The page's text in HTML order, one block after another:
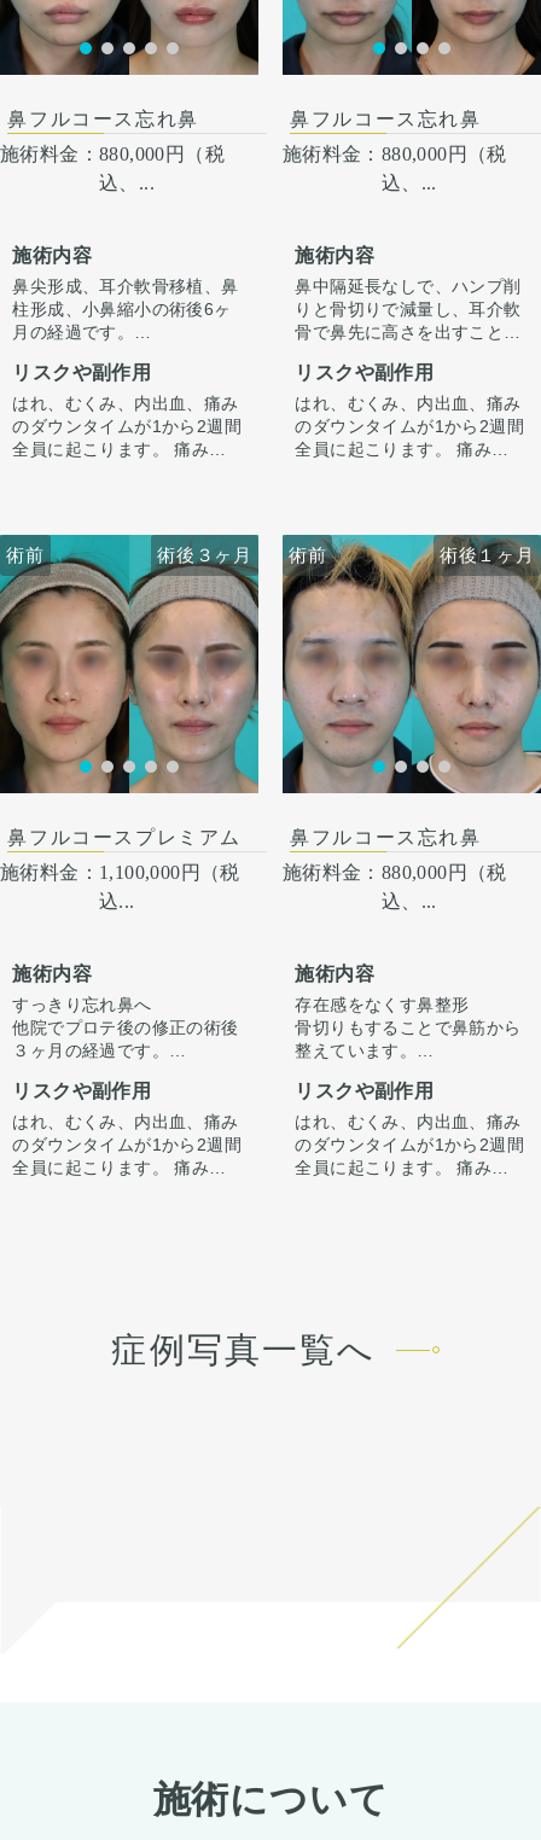
鼻フルコース忘れ鼻
施術料金： 880,000円（税
込、...
施術内容
鼻尖形成、耳介軟骨移植、鼻
柱形成、小鼻縮小の術後6ヶ
月の経過です。
ストラット＋耳介軟骨移植で
鼻先に高さを出し、ハンプの
尾側に粉砕軟骨をいれ横から
のラインを整えています。
リスクや副作用
はれ、むくみ、内出血、痛み
のダウンタイムが1から2週間
全員に起こります。 痛みは3
す。内出血は平均2週間くら
いで目立たなくなります。 稀
に感染がありますが、そのよ
うな際は責任を持って当院で
治療します。 仕上がりには個
人差があるので、手術を受け
た人全員がこの写真の様な変
化をするわけではありません
のでご注意下さい。 カウンセ
リングにて診察させていただ
いた上でその方一人一人の状
態をふまえて、治療法をご提
術後１ヶ月
鼻フルコース忘れ鼻
施術料金： 880,000円（税
込、...
施術内容
鼻中隔延長なしで、ハンプ削
りと骨切りで減量し、耳介軟
骨で鼻先に高さを出すことで
正面から見たときもすっきり
するよう整えています。
リスクや副作用
はれ、むくみ、内出血、痛み
のダウンタイムが1から2週間
全員に起こります。 痛みは3
す。内出血は平均2週間くら
いで目立たなくなります。 稀
に感染がありますが、そのよ
うな際は責任を持って当院で
治療します。 仕上がりには個
人差があるので、手術を受け
た人全員がこの写真の様な変
化をするわけではありません
のでご注意下さい。 カウンセ
リングにて診察させていただ
いた上でその方一人一人の状
態をふまえて、治療法をご提
術前 術後３ヶ月 術前 術後３ヶ月
鼻フルコースプレミアム
施術料金： 1,100,000円（税
込...
施術内容
すっきり忘れ鼻へ
他院でプロテ後の修正の術後
３ヶ月の経過です。
にも感”が出てしまいバランス
が整わないことがございま
す。
今回は鼻中隔延長で鼻先含め
リスクや副作用
はれ、むくみ、内出血、痛み
のダウンタイムが1から2週間
全員に起こります。 痛みは3
治療します。 仕上がりには個
人差があるので、手術を受け
術前
術後１ヶ月
術前 術後１ヶ月
鼻フルコース忘れ鼻
施術料金： 880,000円（税
込、...
施術内容
存在感をなくす鼻整形
骨切りもすることで鼻筋から
整えています。
っきりさせる施術です。
リスクや副作用
はれ、むくみ、内出血、痛み
のダウンタイムが1から2週間
全員に起こります。 痛みは3
治療します。 仕上がりには個
症例写真一覧へ
施術について